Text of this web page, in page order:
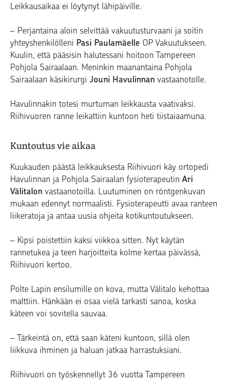
Leikkausaikaa ei löytynyt lähipäiville.
– Perjantaina aloin selvittää vakuutusturvaani ja soitin
yhteyshenkilölleni Pasi Paulamäelle OP Vakuutukseen.
Kuulin, että pääsisin halutessani hoitoon Tampereen
Pohjola Sairaalaan. Meninkin maanantaina Pohjola
Sairaalaan käsikirurgi Jouni Havulinnan vastaanotolle.
Havulinnakin totesi murtuman leikkausta vaativaksi.
Riihivuoren ranne leikattiin kuntoon heti tiistaiaamuna.
Kuntoutus vie aikaa
Kuukauden päästä leikkauksesta Riihivuori käy ortopedi
Havulinnan ja Pohjola Sairaalan fysioterapeutin Ari
Välitalon vastaanotoilla. Luutuminen on röntgenkuvan
mukaan edennyt normaalisti. Fysioterapeutti avaa ranteen
liikeratoja ja antaa uusia ohjeita kotikuntoutukseen.
– Kipsi poistettiin kaksi viikkoa sitten. Nyt käytän
rannetukea ja teen harjoitteita kolme kertaa päivässä,
Riihivuori kertoo.
Polte Lapin ensilumille on kova, mutta Välitalo kehottaa
malttiin. Hänkään ei osaa vielä tarkasti sanoa, koska
käteen voi sovitella sauvaa.
– Tärkeintä on, että saan käteni kuntoon, sillä olen
liikkuva ihminen ja haluan jatkaa harrastuksiani.
Riihivuori on työskennellyt 36 vuotta Tampereen